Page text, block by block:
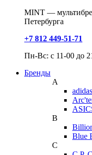
MINT —
Петербурга
+7 812 449-51-71
Пн-Вс: с 11-00 до
Бренды
A
B
Blue
C